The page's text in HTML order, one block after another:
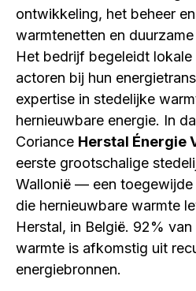
ontwikkeling, het beheer
warmtenetten en
Het bedrijf begeleidt
actoren bij hun
expertise in stedelijke
hernieuwbare energie. In
Coriance Herstal Énergie
eerste grootschalige
Wallonië — een
die hernieuwbare warmte
Herstal, in België. 92%
warmte is afkomstig uit
energiebronnen.